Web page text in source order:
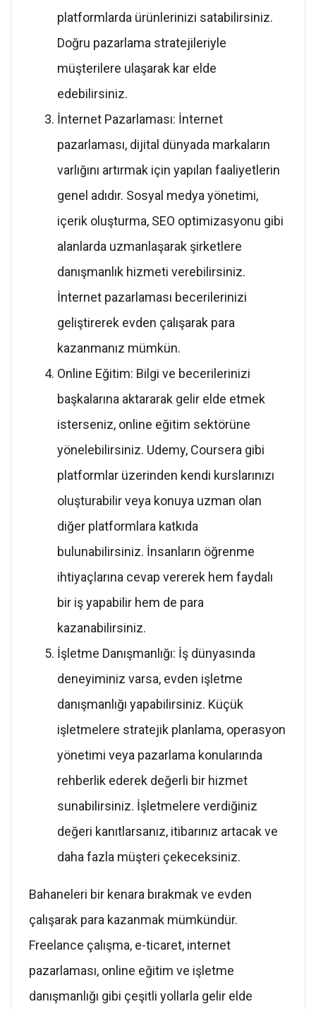
platformlarda ürünlerinizi satabilirsiniz.
Doğru pazarlama stratejileriyle
müşterilere ulaşarak kar elde
edebilirsiniz.
İnternet Pazarlaması: İnternet
pazarlaması, dijital dünyada markaların
varlığını artırmak için yapılan faaliyetlerin
genel adıdır. Sosyal medya yönetimi,
içerik oluşturma, SEO optimizasyonu gibi
alanlarda uzmanlaşarak şirketlere
danışmanlık hizmeti verebilirsiniz.
İnternet pazarlaması becerilerinizi
geliştirerek evden çalışarak para
kazanmanız mümkün.
Online Eğitim: Bilgi ve becerilerinizi
başkalarına aktararak gelir elde etmek
isterseniz, online eğitim sektörüne
yönelebilirsiniz. Udemy, Coursera gibi
platformlar üzerinden kendi kurslarınızı
oluşturabilir veya konuya uzman olan
diğer platformlara katkıda
bulunabilirsiniz. İnsanların öğrenme
ihtiyaçlarına cevap vererek hem faydalı
bir iş yapabilir hem de para
kazanabilirsiniz.
İşletme Danışmanlığı: İş dünyasında
deneyiminiz varsa, evden işletme
danışmanlığı yapabilirsiniz. Küçük
işletmelere stratejik planlama, operasyon
yönetimi veya pazarlama konularında
rehberlik ederek değerli bir hizmet
sunabilirsiniz. İşletmelere verdiğiniz
değeri kanıtlarsanız, itibarınız artacak ve
daha fazla müşteri çekeceksiniz.
Bahaneleri bir kenara bırakmak ve evden
çalışarak para kazanmak mümkündür.
Freelance çalışma, e-ticaret, internet
pazarlaması, online eğitim ve işletme
danışmanlığı gibi çeşitli yollarla gelir elde